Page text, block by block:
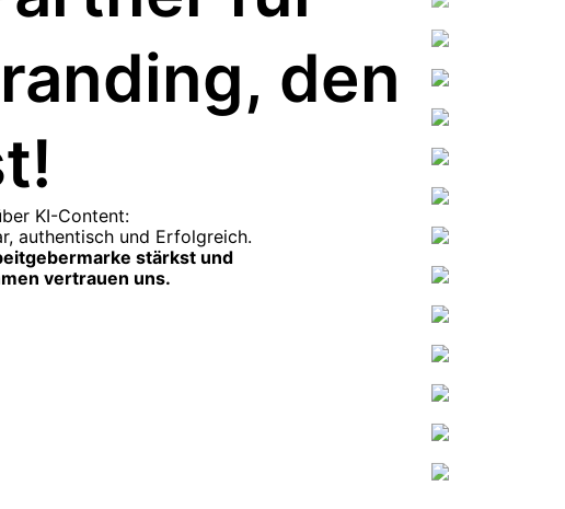
den
KI-Content:
authentisch und Erfolgreich.
stärkst und
vertrauen uns.